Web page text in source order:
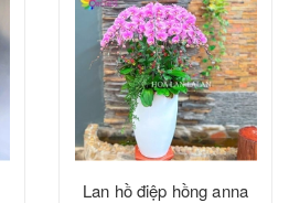
Lan hồ điệp hồng anna